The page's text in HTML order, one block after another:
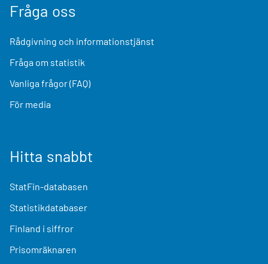
Fråga oss
Rådgivning och informationstjänst
Fråga om statistik
Vanliga frågor (FAQ)
För media
Hitta snabbt
StatFin-databasen
Statistikdatabaser
Finland i siffror
Prisomräknaren